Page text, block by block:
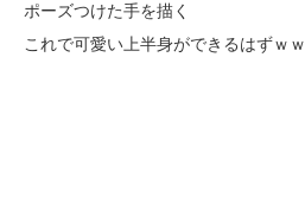
ポーズつけた手を描く
これで可愛い上半身ができるはずｗｗ